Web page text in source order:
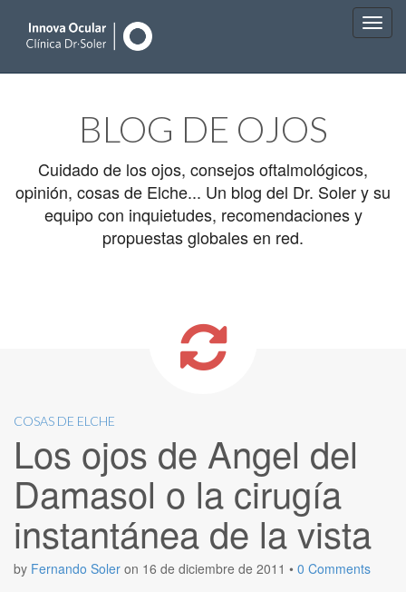
BLOG DE OJOS
Cuidado de los ojos, consejos oftalmológicos,
opinión, cosas de Elche... Un blog del Dr. Soler y su
equipo con inquietudes, recomendaciones y
propuestas globales en red.
COSAS DE ELCHE
Los ojos de Angel del
Damasol o la cirugía
instantánea de la vista
by Fernando Soler on 16 de diciembre de 2011 • 0 Comments